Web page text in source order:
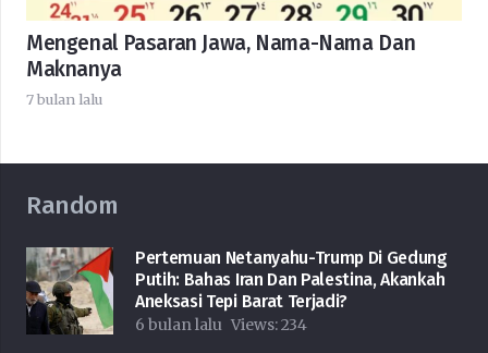
Mengenal Pasaran Jawa, Nama-Nama Dan
Maknanya
7 bulan lalu
Random
Pertemuan Netanyahu-Trump Di Gedung
Putih: Bahas Iran Dan Palestina, Akankah
Aneksasi Tepi Barat Terjadi?
6 bulan lalu Views:234